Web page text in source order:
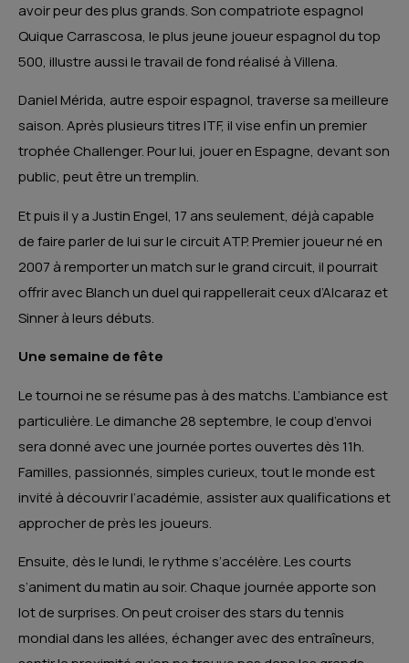
avoir peur des plus grands. Son compatriote espagnol
Quique Carrascosa, le plus jeune joueur espagnol du top
500, illustre aussi le travail de fond réalisé à Villena.
Daniel Mérida, autre espoir espagnol, traverse sa meilleure
saison. Après plusieurs titres ITF, il vise enfin un premier
trophée Challenger. Pour lui, jouer en Espagne, devant son
public, peut être un tremplin.
Et puis il y a Justin Engel, 17 ans seulement, déjà capable
de faire parler de lui sur le circuit ATP. Premier joueur né en
2007 à remporter un match sur le grand circuit, il pourrait
offrir avec Blanch un duel qui rappellerait ceux d’Alcaraz et
Sinner à leurs débuts.
Une semaine de fête
Le tournoi ne se résume pas à des matchs. L’ambiance est
particulière. Le dimanche 28 septembre, le coup d’envoi
sera donné avec une journée portes ouvertes dès 11h.
Familles, passionnés, simples curieux, tout le monde est
invité à découvrir l’académie, assister aux qualifications et
approcher de près les joueurs.
Ensuite, dès le lundi, le rythme s’accélère. Les courts
s’animent du matin au soir. Chaque journée apporte son
lot de surprises. On peut croiser des stars du tennis
mondial dans les allées, échanger avec des entraîneurs,